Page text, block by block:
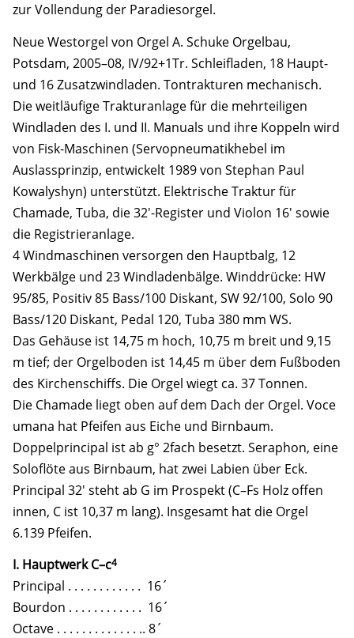
zur Vollendung der Paradiesorgel.
Neue Westorgel von Orgel A. Schuke Orgelbau,
Potsdam, 2005–08, IV/92+1Tr. Schleifladen, 18 Haupt-
und 16 Zusatzwindladen. Tontrakturen mechanisch.
Die weitläufige Trakturanlage für die mehrteiligen
Windladen des I. und II. Manuals und ihre Koppeln wird
von Fisk-Maschinen (Servopneumatikhebel im
Auslassprinzip, entwickelt 1989 von Stephan Paul
Kowalyshyn) unterstützt. Elektrische Traktur für
Chamade, Tuba, die 32′-Register und Violon 16′ sowie
die Registrieranlage.
4 Windmaschinen versorgen den Hauptbalg, 12
Werkbälge und 23 Windladenbälge. Winddrücke: HW
95/85, Positiv 85 Bass/100 Diskant, SW 92/100, Solo 90
Bass/120 Diskant, Pedal 120, Tuba 380 mm WS.
Das Gehäuse ist 14,75 m hoch, 10,75 m breit und 9,15
m tief; der Orgelboden ist 14,45 m über dem Fußboden
des Kirchenschiffs. Die Orgel wiegt ca. 37 Tonnen.
Die Chamade liegt oben auf dem Dach der Orgel. Voce
umana hat Pfeifen aus Eiche und Birnbaum.
Doppelprincipal ist ab g° 2fach besetzt. Seraphon, eine
Soloflöte aus Birnbaum, hat zwei Labien über Eck.
Principal 32′ steht ab G im Prospekt (C–Fs Holz offen
innen, C ist 10,37 m lang). Insgesamt hat die Orgel
6.139 Pfeifen.
I. Hauptwerk C–c4
Principal . . . . . . . . . . . . 16´
Bourdon . . . . . . . . . . . . 16´
Octave . . . . . . . . . . . . . .. 8´